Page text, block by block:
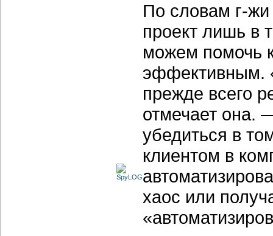
По словам г-жи
проект лишь в
можем помочь
эффективным.
прежде всего
отмечает она.
убедиться в
клиентом в
хаос или